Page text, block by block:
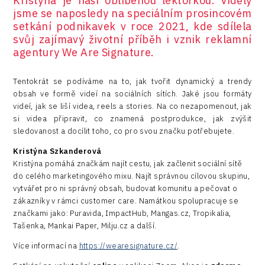
Infrastructure
Logic/MaaS
Security
Vehicles
jsme se naposledy na speciálním prosincovém
setkání podnikavek v roce 2021, kde sdílela
svůj zajímavý životní příběh i vznik reklamní
agentury We Are Signature.
Tentokrát se podíváme na to, jak tvořit dynamický a trendy
obsah ve formě videí na sociálních sítích. Jaké jsou formáty
videí, jak se liší videa, reels a stories. Na co nezapomenout, jak
si videa připravit, co znamená postprodukce, jak zvýšit
sledovanost a docílit toho, co pro svou značku potřebujete.
Kristýna Szkanderová
Kristýna pomáhá značkám najít cestu, jak začlenit sociální sítě
do celého marketingového mixu. Najít správnou cílovou skupinu,
vytvářet pro ni správný obsah, budovat komunitu a pečovat o
zákazníky v rámci customer care. Namátkou spolupracuje se
značkami jako: Puravida, ImpactHub, Mangas.cz, Tropikalia,
Tašenka, Mankai Paper, Milju.cz a další.
Více informací na https://wearesignature.cz/.